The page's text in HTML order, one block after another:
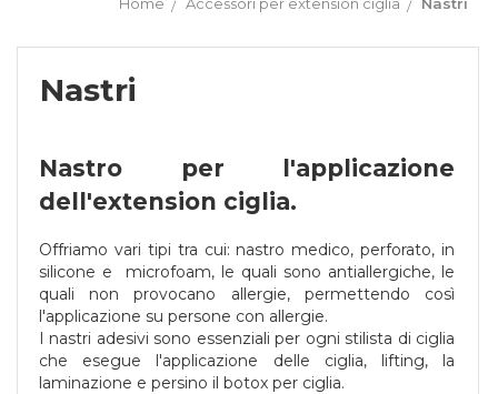
Nastri
Nastro per l'applicazione
dell'extension ciglia.
Offriamo vari tipi tra cui: nastro medico, perforato, in
silicone e microfoam, le quali sono antiallergiche, le
quali non provocano allergie, permettendo così
l'applicazione su persone con allergie.
I nastri adesivi sono essenziali per ogni stilista di ciglia
che esegue l'applicazione delle ciglia, lifting, la
laminazione e persino il botox per ciglia.